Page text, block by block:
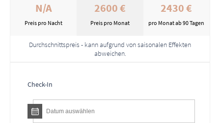
N/A
Preis pro Nacht
2600 €
Preis pro Monat
2430 €
pro Monat ab 90 Tagen
Durchschnittspreis - kann aufgrund von saisonalen Effekten
abweichen.
Check-In